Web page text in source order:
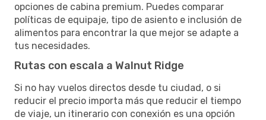
opciones de cabina premium. Puedes comparar
políticas de equipaje, tipo de asiento e inclusión de
alimentos para encontrar la que mejor se adapte a
tus necesidades.
Rutas con escala a Walnut Ridge
Si no hay vuelos directos desde tu ciudad, o si
reducir el precio importa más que reducir el tiempo
de viaje, un itinerario con conexión es una opción